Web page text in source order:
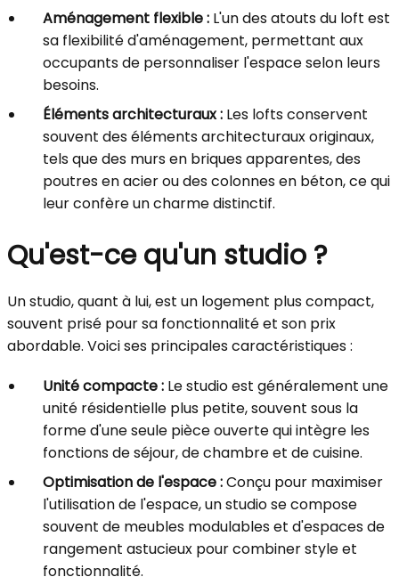
Aménagement flexible : L'un des atouts du loft est
sa flexibilité d'aménagement, permettant aux
occupants de personnaliser l'espace selon leurs
besoins.
Éléments architecturaux : Les lofts conservent
souvent des éléments architecturaux originaux,
tels que des murs en briques apparentes, des
poutres en acier ou des colonnes en béton, ce qui
leur confère un charme distinctif.
Qu'est-ce qu'un studio ?
Un studio, quant à lui, est un logement plus compact,
souvent prisé pour sa fonctionnalité et son prix
abordable. Voici ses principales caractéristiques :
Unité compacte : Le studio est généralement une
unité résidentielle plus petite, souvent sous la
forme d'une seule pièce ouverte qui intègre les
fonctions de séjour, de chambre et de cuisine.
Optimisation de l'espace :Conçu pour maximiser
l'utilisation de l'espace, un studio se compose
souvent de meubles modulables et d'espaces de
rangement astucieux pour combiner style et
fonctionnalité.